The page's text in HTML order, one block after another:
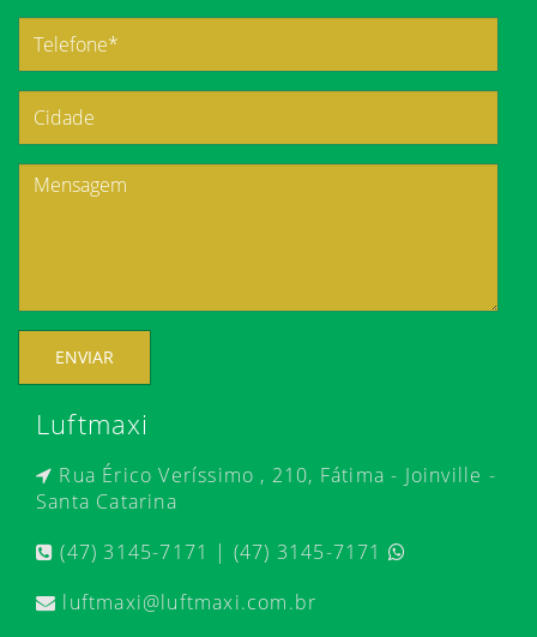
ENVIAR
Luftmaxi
Rua Érico Veríssimo , 210, Fátima - Joinville -
Santa Catarina
(47) 3145-7171 | (47) 3145-7171
luftmaxi@luftmaxi.com.br